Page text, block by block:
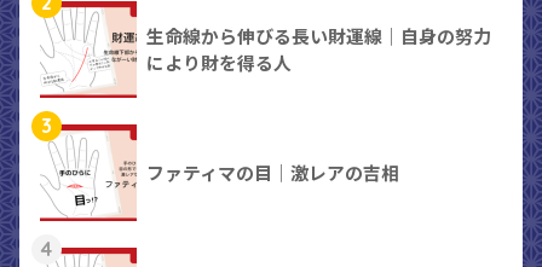
生命線から伸びる長い財運線｜自身の努力
により財を得る人
3
ファティマの目｜激レアの吉相
4